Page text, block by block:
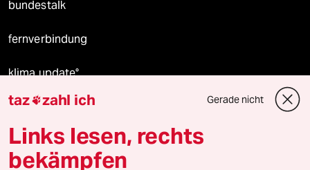
bundestalk
fernverbindung
klima update°
Mauerecho
Freie Rede
taz zahl ich Gerade nicht
Links lesen, rechts
bekämpfen